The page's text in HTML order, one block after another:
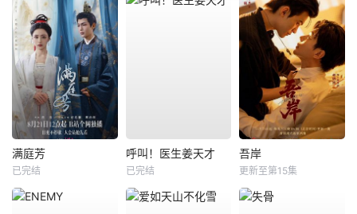
满庭芳
已完结
呼叫！医生姜天才
已完结
吾岸
更新至第15集